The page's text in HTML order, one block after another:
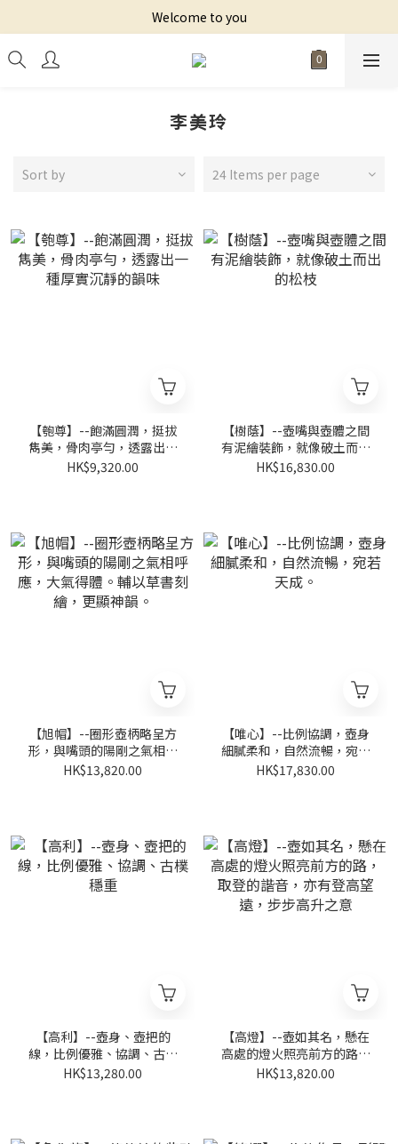
Welcome to you
李美玲
Sort by 24 Items per page
【匏尊】--飽滿圓潤，挺拔
雋美，骨肉亭勻，透露出一
種厚實沉靜的韻味
HK$9,320.00
【樹蔭】--壺嘴與壺體之間
有泥繪裝飾，就像破土而出
的松枝
HK$16,830.00
【旭帽】--圈形壺柄略呈方
形，與嘴頭的陽剛之氣相呼
應，大氣得體。輔以草書刻
HK$13,820.00
【唯心】--比例協調，壺身
細膩柔和，自然流暢，宛若
天成。
HK$17,830.00
【高利】--壺身、壺把的
線，比例優雅、協調、古樸
穩重
HK$13,280.00
【高燈】--壺如其名，懸在
高處的燈火照亮前方的路，
取登的諧音，亦有登高望
HK$13,820.00